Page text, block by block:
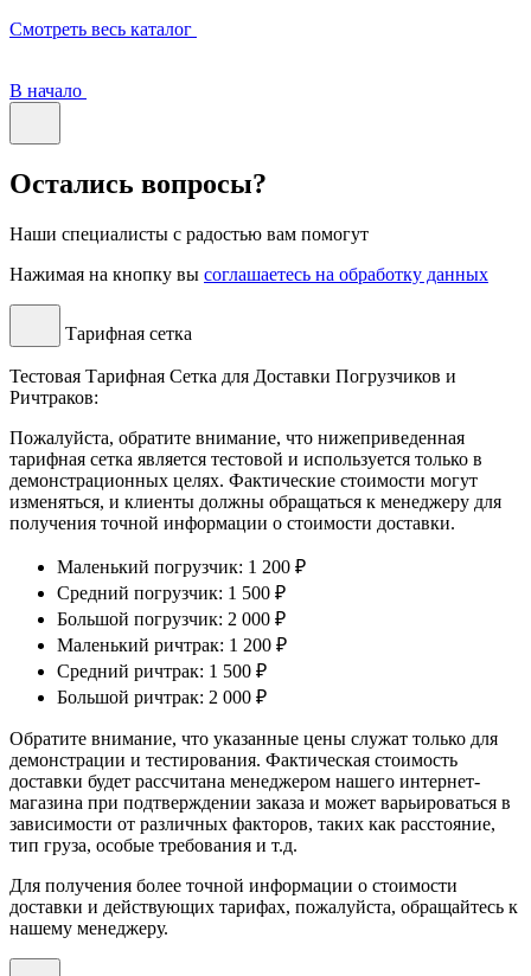
Смотреть весь каталог
В начало
Остались вопросы?
Наши специалисты с радостью вам помогут
Нажимая на кнопку вы соглашаетесь на обработку данных
Тарифная сетка
Тестовая Тарифная Сетка для Доставки Погрузчиков и
Ричтраков:
Пожалуйста, обратите внимание, что нижеприведенная
тарифная сетка является тестовой и используется только в
демонстрационных целях. Фактические стоимости могут
изменяться, и клиенты должны обращаться к менеджеру для
получения точной информации о стоимости доставки.
Маленький погрузчик: 1 200 ₽
Средний погрузчик: 1 500 ₽
Большой погрузчик: 2 000 ₽
Маленький ричтрак: 1 200 ₽
Средний ричтрак: 1 500 ₽
Большой ричтрак: 2 000 ₽
Обратите внимание, что указанные цены служат только для
демонстрации и тестирования. Фактическая стоимость
доставки будет рассчитана менеджером нашего интернет-
магазина при подтверждении заказа и может варьироваться в
зависимости от различных факторов, таких как расстояние,
тип груза, особые требования и т.д.
Для получения более точной информации о стоимости
доставки и действующих тарифах, пожалуйста, обращайтесь к
нашему менеджеру.